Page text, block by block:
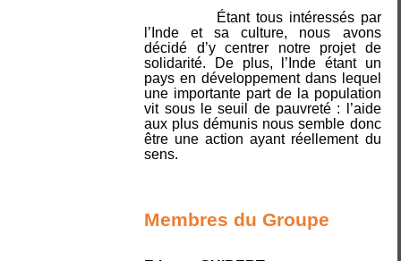
Étant tous intéressés par
l’Inde et sa culture, nous avons
décidé d’y centrer notre projet de
solidarité. De plus, l’Inde étant un
pays en développement dans lequel
une importante part de la population
vit sous le seuil de pauvreté : l’aide
aux plus démunis nous semble donc
être une action ayant réellement du
sens.
Membres du Groupe